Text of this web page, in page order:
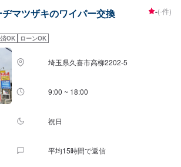
第納車-----納期について-----納期は通常1日程度で納
代車について-----無料の代車をご用意しています。
用ください。※代車の燃料代はお客様にご負担いた
などにより貸し出し出来かねる場合もございます。---
法-----入庫の際はお気をつけてお越しください。駐
客様駐車スペースに駐車してください。受付はス
しました」とお伝えください。ご案内いたしま
マツザキのワイパー交換 -(-件)
OK ローンOK
埼玉県久喜市高柳2202-5
9:00 ~ 18:00
祝日
平均15時間で返信